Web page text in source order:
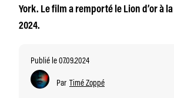
York. Le film a remporté le Lion d’or à
2024.
Publié le 07.09.2024
Par Timé Zoppé